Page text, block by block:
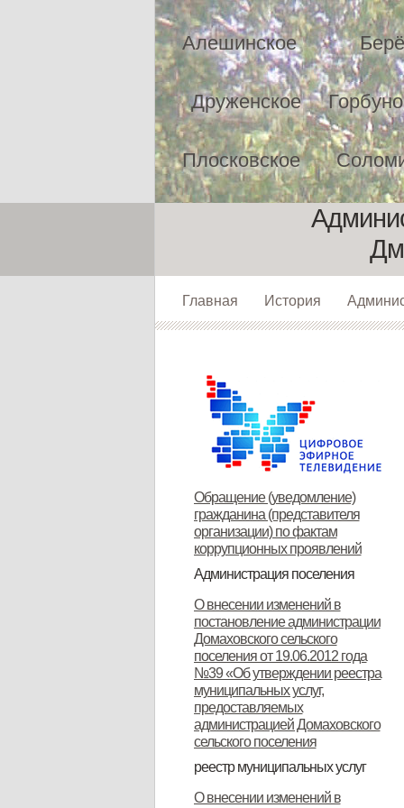
Алешинское
Друженское
Плосковское
Главная История
Обращение (уведомление)
гражданина (представителя
организации) по фактам
коррупционных проявлений
Администрация поселения
Структура и прием граждан
О внесении изменений в
постановление администрации
Домаховского сельского
поселения от 19.06.2012 года
№39 «Об утверждении реестра
муниципальных услуг,
предоставляемых
администрацией Домаховского
сельского поселения
реестр муниципальных услуг
Реестр муниципальных услуг,
Об утверждении реестра
Об утверждении Положения о
О внесении изменений в